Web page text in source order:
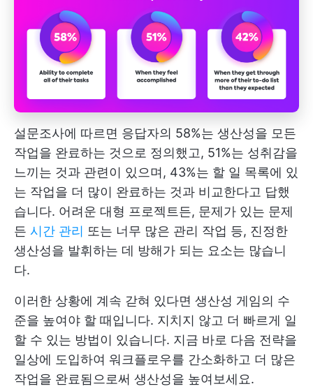
설문조사에 따르면 응답자의 58%는 생산성을 모든
작업을 완료하는 것으로 정의했고, 51%는 성취감을
느끼는 것과 관련이 있으며, 43%는 할 일 목록에 있
는 작업을 더 많이 완료하는 것과 비교한다고 답했
습니다. 어려운 대형 프로젝트든, 문제가 있는 문제
든 시간 관리 또는 너무 많은 관리 작업 등, 진정한
생산성을 발휘하는 데 방해가 되는 요소는 많습니
다.
이러한 상황에 계속 갇혀 있다면 생산성 게임의 수
준을 높여야 할 때입니다. 지치지 않고 더 빠르게 일
할 수 있는 방법이 있습니다. 지금 바로 다음 전략을
일상에 도입하여 워크플로우를 간소화하고 더 많은
작업을 완료됨으로써 생산성을 높여보세요.